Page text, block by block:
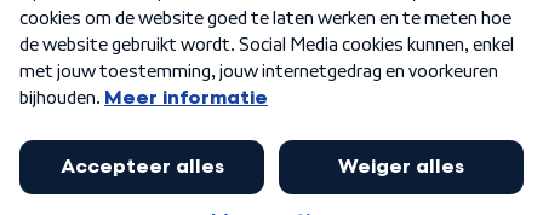
Algemene voorwaarden